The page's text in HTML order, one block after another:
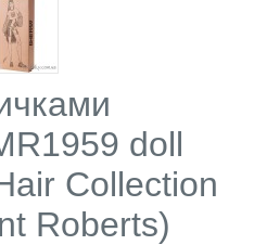
doll
Collection
Roberts)